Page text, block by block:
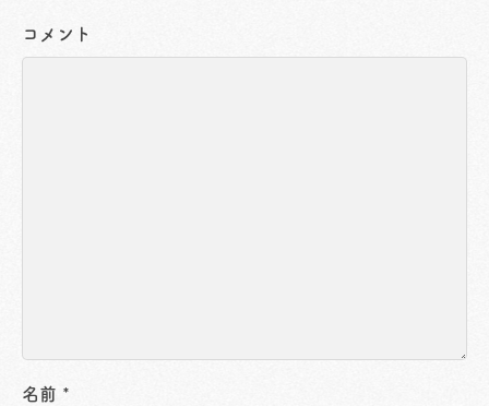
コメント
名前 *